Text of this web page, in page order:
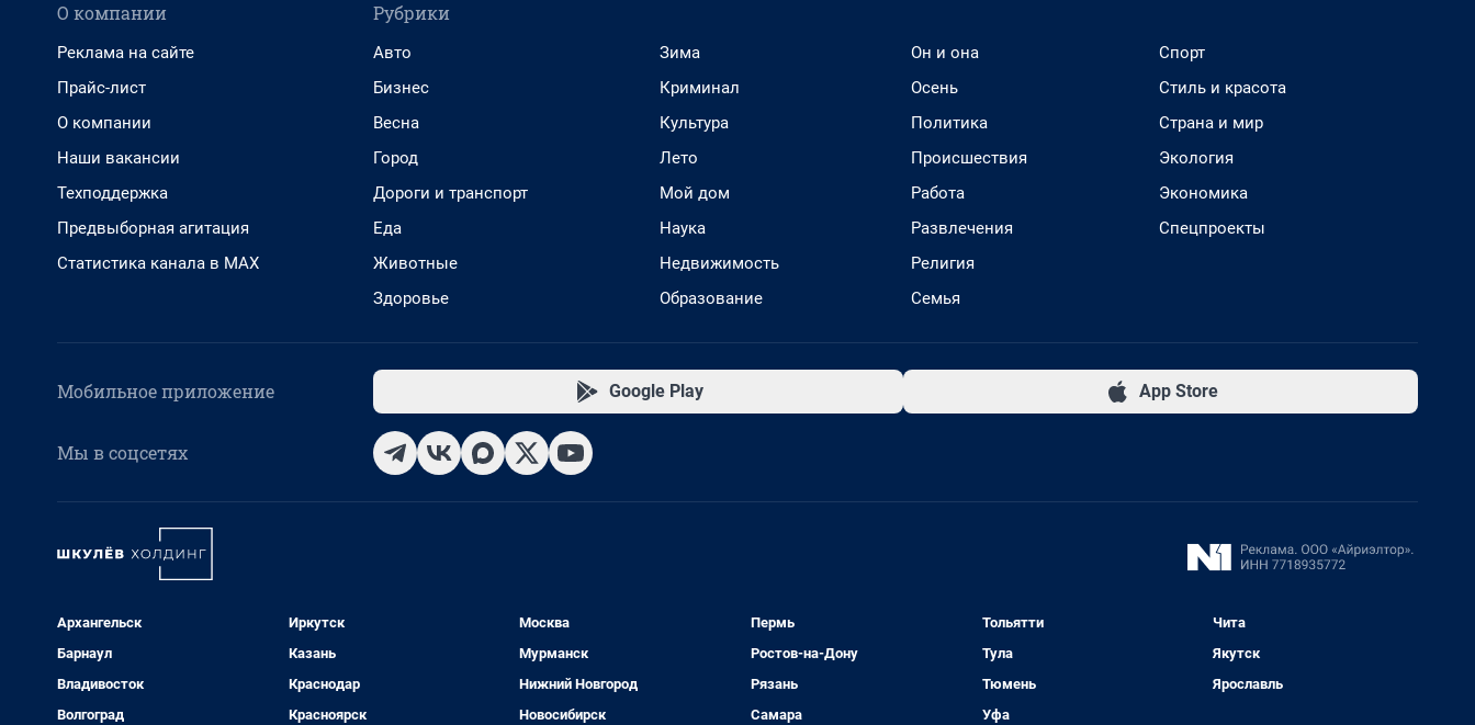
О компании
Реклама на сайте
Прайс-лист
О компании
Наши вакансии
Техподдержка
Предвыборная агитация
Статистика канала в MAX
Рубрики
Авто
Бизнес
Весна
Город
Дороги и транспорт
Еда
Животные
Здоровье
Зима
Криминал
Культура
Лето
Мой дом
Наука
Недвижимость
Образование
Он и она
Осень
Политика
Происшествия
Работа
Развлечения
Религия
Семья
Спорт
Стиль и красота
Страна и мир
Экология
Экономика
Спецпроекты
Мобильное приложение Google Play App Store
Мы в соцсетях
Архангельск
Барнаул
Владивосток
Волгоград
Иркутск
Казань
Краснодар
Красноярск
Москва
Мурманск
Нижний Новгород
Новосибирск
Пермь
Ростов-на-Дону
Рязань
Самара
Тольятти
Тула
Тюмень
Уфа
Чита
Якутск
Ярославль